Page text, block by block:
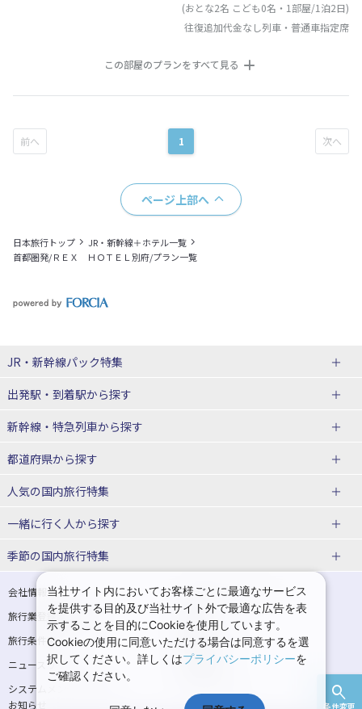
条件変更
(おとな2名 こども0名・1部屋/1泊2日)
往復追加代金なし列車・普通車指定席
この部屋のプランをすべて見る
1
ページ上部へ
日本旅行トップ
JR・新幹線＋ホテル一覧
首都圏発/ＲＥＸ ＨＯＴＥＬ別府/プラン一覧
JR・新幹線パック特集
JR・新幹線＋ホテルパック
出張パック
出発駅・到着駅から探す
秋田⇔東京 新幹線パック
仙台→東京 新幹線パック
富山⇔東京 新幹線パック
東京→仙台 新幹線パック
東京→金沢 新幹線パック
東京⇔軽井沢 新幹線パック 東京→長野 新幹線パック
東京→名古屋 新幹線パック 東京→京都 新幹線パック
東京→大阪（新大阪） 新幹線パッ
ク
東京→神戸（新神戸） 新幹線パッ
ク
東京→岡山 新幹線パック 東京→広島 新幹線パック
新幹線・特急列車から探す
北海道新幹線 旅行
山形新幹線 旅行
東海道新幹線 旅行
上越新幹線 旅行
九州新幹線 旅行 西九州新幹線 旅行
特急サンダーバード 旅行
都道府県から探す
北海道旅行・ツアー
東北
青森旅行・ツアー 岩手旅行・ツアー
宮城旅行・ツアー 秋田旅行・ツアー
山形旅行・ツアー 福島旅行・ツアー
関東
人気の国内旅行特集
東京ディズニーリゾート®への旅
ユニバーサル・スタジオ・ジャパ
温泉旅行 日帰り旅行
一緒に行く人から探す
一人旅 国内版
カップル・夫婦旅行 国内版 女子旅 国内版
卒業旅行・学生旅行 国内版
季節の国内旅行特集
桜・お花見特集
ゴールデンウィーク（GW）の国内
旅行
夏休み・お盆の国内旅行 7月の国内旅行
8月の国内旅行 9月の国内旅行
10月の国内旅行 11月の国内旅行
会社情報
プライバシーポリシー
旅行業登録票・約款
規約集
旅行条件書
商標について
ニュースリリース
採用情報
システムメンテナンスの
お知らせ
当社サイト内においてお客様ごとに最適なサービス
を提供する目的及び当社サイト外で最適な広告を表
示することを目的にCookieを使用しています。
Cookieの使用に同意いただける場合は同意するを選
択してください。詳しくはプライバシーポリシーを
ご確認ください。